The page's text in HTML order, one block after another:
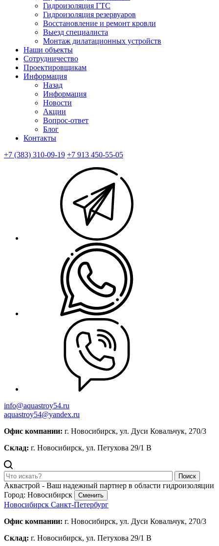
Гидроизоляция ГТС
Гидроизоляция резервуаров
Восстановление и ремонт кровли
Выезд специалиста
Монтаж дилатационных устройств
Наши объекты
Сотрудничество
Проектировщикам
Информация
Назад
Информация
Новости
Акции
Вопрос-ответ
Блог
Контакты
+7 (383) 310-09-19 +7 913 450-55-05
info@aquastroy54.ru
aquastroy54@yandex.ru
Офис компании: г. Новосибирск, ул. Дуси Ковальчук, 270/3
Склад: г. Новосибирск, ул. Петухова 29/1 В
Поиск
Аквастрой - Ваш надежный партнер в области гидроизоляции
Город: Новосибирск
Сменить
Новосибирск Санкт-Петербург
Офис компании: г. Новосибирск, ул. Дуси Ковальчук, 270/3
Склад: г. Новосибирск, ул. Петухова 29/1 В